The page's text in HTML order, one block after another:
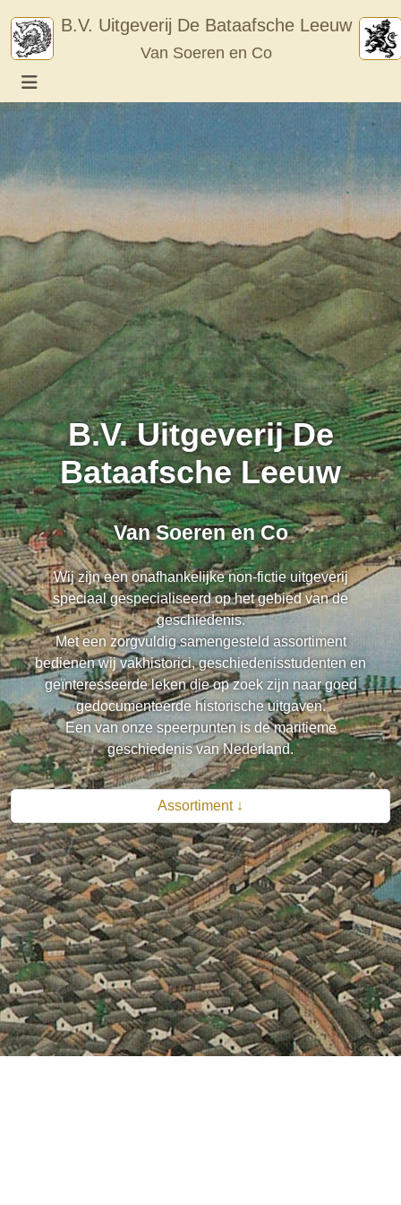
content
B.V. Uitgeverij De Bataafsche Leeuw
Van Soeren en Co
B.V. Uitgeverij De
Bataafsche Leeuw
Van Soeren en Co
Wij zijn een onafhankelijke non-fictie uitgeverij
speciaal gespecialiseerd op het gebied van de
geschiedenis.
Met een zorgvuldig samengesteld assortiment
bedienen wij vakhistorici, geschiedenisstudenten en
geïnteresseerde leken die op zoek zijn naar goed
gedocumenteerde historische uitgaven.
Een van onze speerpunten is de maritieme
geschiedenis van Nederland.
Assortiment ↓